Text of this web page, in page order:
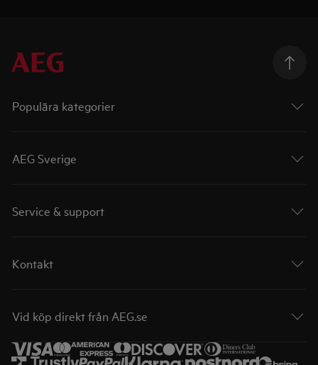
Populära kategorier
AEG Sverige
Service & support
Kontakt
Vid köp direkt från AEG.se